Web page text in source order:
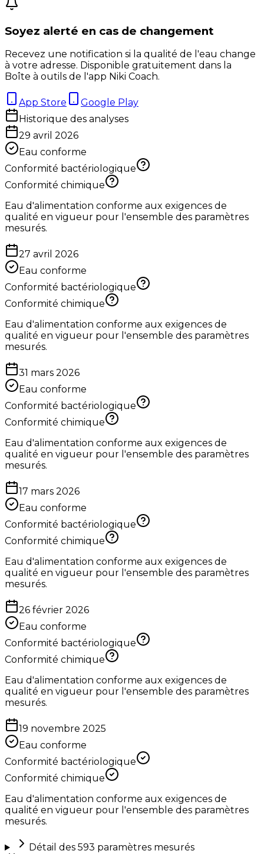
Soyez alerté en cas de changement
Recevez une notification si la qualité de l'eau change
à votre adresse. Disponible gratuitement dans la
Boîte à outils de l'app Niki Coach.
App Store
Google Play
Historique des analyses
29 avril 2026
Eau conforme
Conformité bactériologique
Conformité chimique
Eau d'alimentation conforme aux exigences de
qualité en vigueur pour l'ensemble des paramètres
mesurés.
27 avril 2026
Eau conforme
Conformité bactériologique
Conformité chimique
Eau d'alimentation conforme aux exigences de
qualité en vigueur pour l'ensemble des paramètres
mesurés.
31 mars 2026
Eau conforme
Conformité bactériologique
Conformité chimique
Eau d'alimentation conforme aux exigences de
qualité en vigueur pour l'ensemble des paramètres
mesurés.
17 mars 2026
Eau conforme
Conformité bactériologique
Conformité chimique
Eau d'alimentation conforme aux exigences de
qualité en vigueur pour l'ensemble des paramètres
mesurés.
26 février 2026
Eau conforme
Conformité bactériologique
Conformité chimique
Eau d'alimentation conforme aux exigences de
qualité en vigueur pour l'ensemble des paramètres
mesurés.
19 novembre 2025
Eau conforme
Conformité bactériologique
Conformité chimique
Eau d'alimentation conforme aux exigences de
qualité en vigueur pour l'ensemble des paramètres
mesurés.
Détail des 593 paramètres mesurés